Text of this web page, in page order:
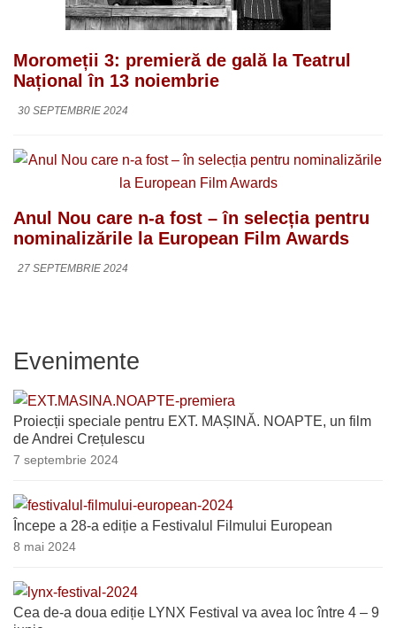
Moromeții 3: premieră de gală la Teatrul
Național în 13 noiembrie
30 SEPTEMBRIE 2024
Anul Nou care n-a fost – în selecția pentru
nominalizările la European Film Awards
27 SEPTEMBRIE 2024
Evenimente
Proiecții speciale pentru EXT. MAȘINĂ. NOAPTE, un film
de Andrei Crețulescu
7 septembrie 2024
Începe a 28-a ediție a Festivalul Filmului European
8 mai 2024
Cea de-a doua ediție LYNX Festival va avea loc între 4 – 9